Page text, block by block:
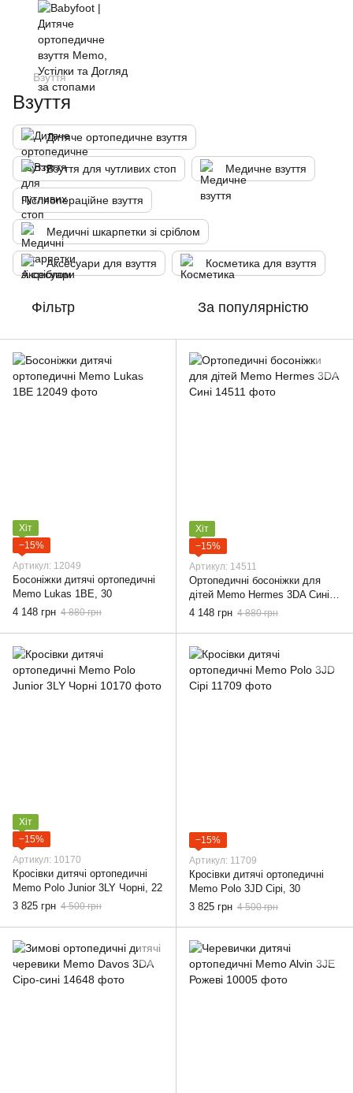
Взуття
Взуття
Дитяче ортопедичне взуття
Взуття для чутливих стоп Медичне взуття
Післяопераційне взуття
Медичні шкарпетки зі сріблом
Аксесуари для взуття Косметика для взуття
Фільтр За популярністю
Хіт
−15%
Артикул: 12049
Босоніжки дитячі ортопедичні
Memo Lukas 1BE, 30
4 148 грн 4 880 грн
Хіт
−15%
Артикул: 14511
Ортопедичні босоніжки для
дітей Memo Hermes 3DA Сині,
30
4 148 грн 4 880 грн
Хіт
−15%
Артикул: 10170
Кросівки дитячі ортопедичні
Memo Polo Junior 3LY Чорні, 22
3 825 грн 4 500 грн
−15%
Артикул: 11709
Кросівки дитячі ортопедичні
Memo Polo 3JD Сірі, 30
3 825 грн 4 500 грн